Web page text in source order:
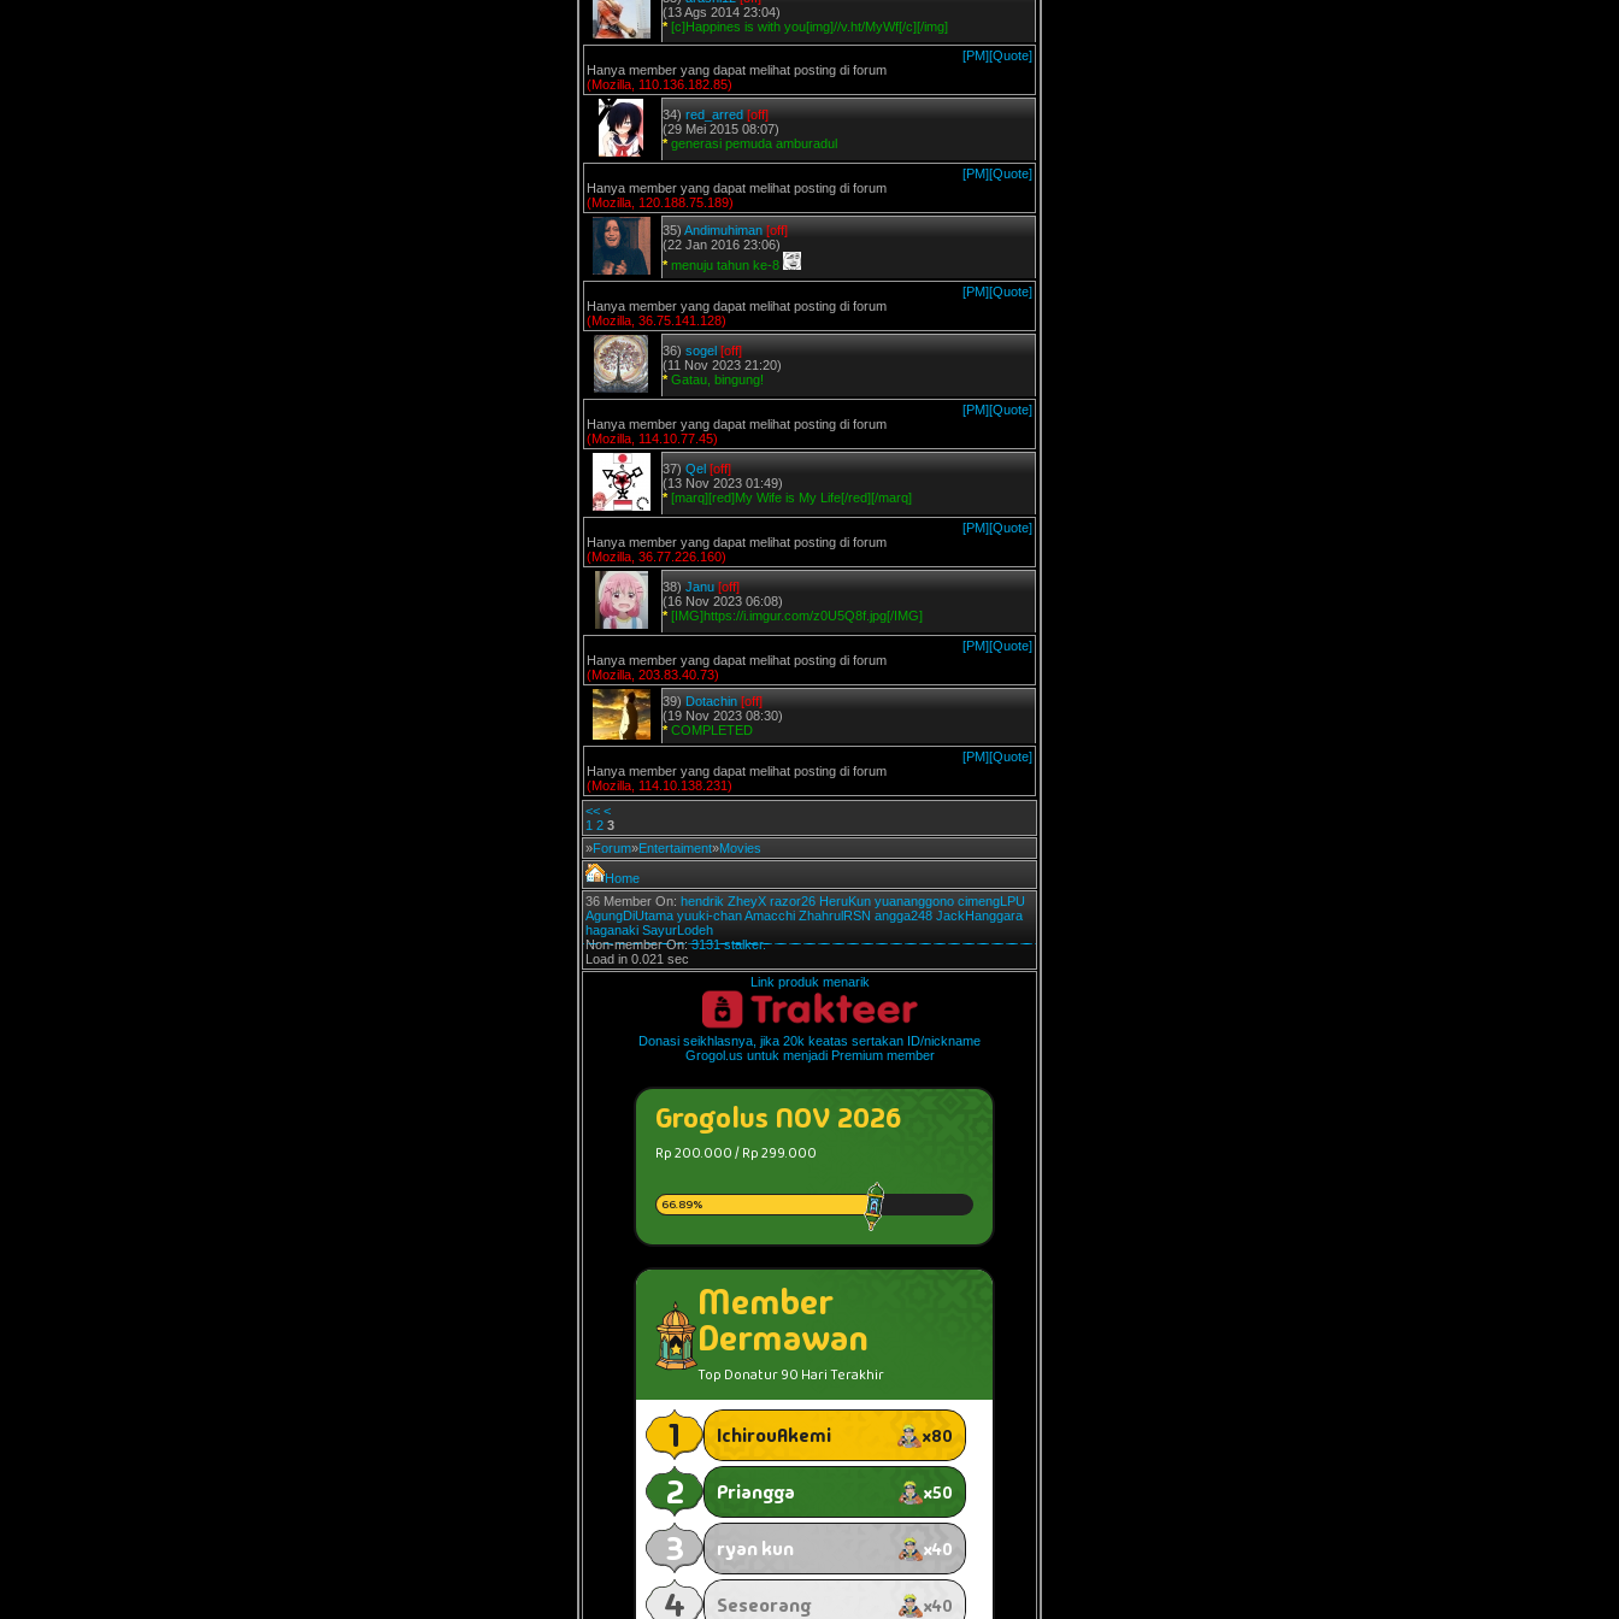
(13 Ags 2014 23:04)
* [c]Happines is with you[img]//v.ht/MyWf[/c][/img]
[PM][Quote]
Hanya member yang dapat melihat posting di forum
(Mozilla, 110.136.182.85)
34) red_arred [off]
(29 Mei 2015 08:07)
* generasi pemuda amburadul
[PM][Quote]
Hanya member yang dapat melihat posting di forum
(Mozilla, 120.188.75.189)
35) Andimuhiman [off]
(22 Jan 2016 23:06)
* menuju tahun ke-8
[PM][Quote]
Hanya member yang dapat melihat posting di forum
(Mozilla, 36.75.141.128)
36) sogel [off]
(11 Nov 2023 21:20)
* Gatau, bingung!
[PM][Quote]
Hanya member yang dapat melihat posting di forum
(Mozilla, 114.10.77.45)
37) Qel [off]
(13 Nov 2023 01:49)
* [marq][red]My Wife is My Life[/red][/marq]
[PM][Quote]
Hanya member yang dapat melihat posting di forum
(Mozilla, 36.77.226.160)
38) Janu [off]
(16 Nov 2023 06:08)
* [IMG]https://i.imgur.com/z0U5Q8f.jpg[/IMG]
[PM][Quote]
Hanya member yang dapat melihat posting di forum
(Mozilla, 203.83.40.73)
39) Dotachin [off]
(19 Nov 2023 08:30)
* COMPLETED
[PM][Quote]
Hanya member yang dapat melihat posting di forum
(Mozilla, 114.10.138.231)
<< <
1 2 3
»Forum»Entertaiment»Movies
Home
36 Member On: hendrik ZheyX razor26 HeruKun yuananggono cimengLPU
AgungDiUtama yuuki-chanAmacchi ZhahrulRSN angga248 JackHanggara
haganaki SayurLodeh
Non-member On:3131 stalker.
Load in 0.021 sec
Link produk menarik
Donasi seikhlasnya, jika 20k keatas sertakan ID/nickname
Grogol.us untuk menjadi Premium member